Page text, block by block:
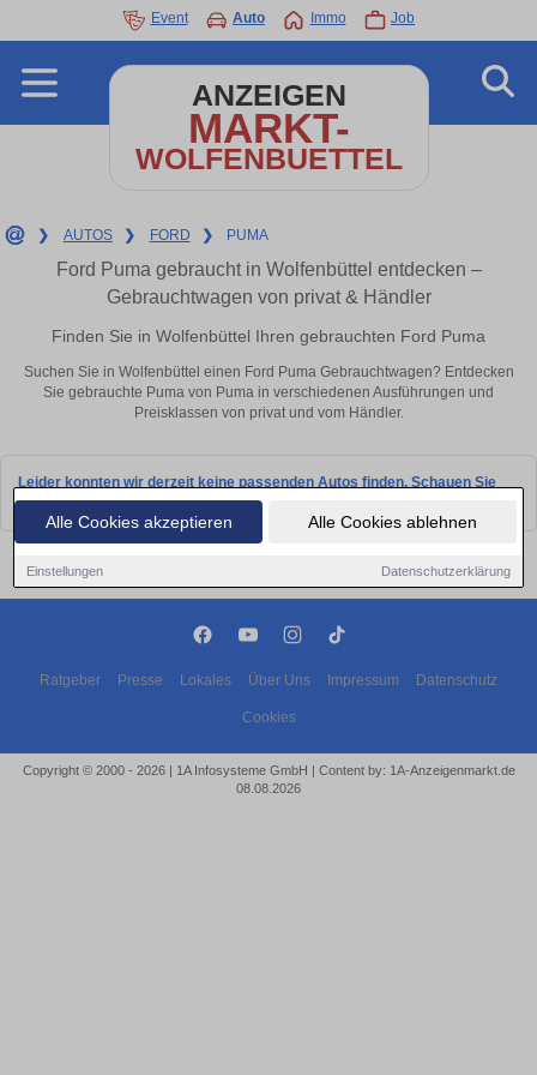
Alle Cookies akzeptieren Alle Cookies ablehnen
Einstellungen Datenschutzerklärung
Event Auto Immo Job
ANZEIGEN
MARKT-
WOLFENBUETTEL
❯ AUTOS ❯ FORD ❯ PUMA
Ford Puma gebraucht in Wolfenbüttel entdecken –
Gebrauchtwagen von privat & Händler
Finden Sie in Wolfenbüttel Ihren gebrauchten Ford Puma
Suchen Sie in Wolfenbüttel einen Ford Puma Gebrauchtwagen? Entdecken
Sie gebrauchte Puma von Puma in verschiedenen Ausführungen und
Preisklassen von privat und vom Händler.
Leider konnten wir derzeit keine passenden Autos finden. Schauen Sie
bald wieder vorbei!
Ratgeber Presse Lokales Über Uns Impressum Datenschutz
Cookies
Copyright © 2000 - 2026 | 1A Infosysteme GmbH | Content by: 1A-Anzeigenmarkt.de
08.08.2026